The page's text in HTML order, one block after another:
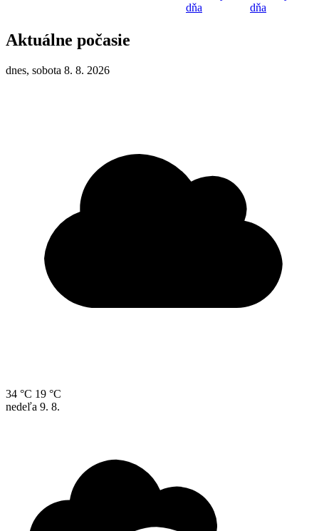
dňa
dňa
Aktuálne počasie
dnes, sobota 8. 8. 2026
34 °C 19 °C
nedeľa 9. 8.